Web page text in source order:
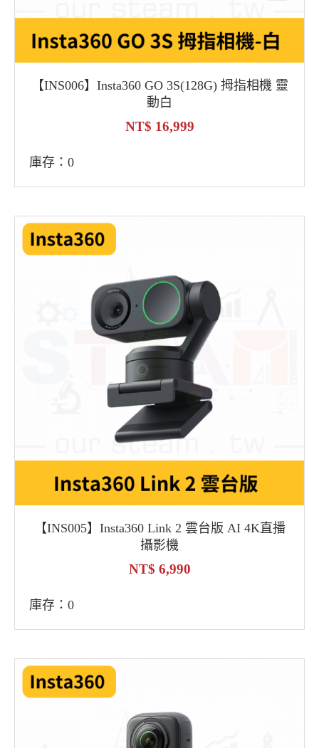
【INS006】Insta360 GO 3S(128G) 拇指相機 靈
動白
16,999
庫存：0
【INS005】Insta360 Link 2 雲台版 AI 4K直播
攝影機
6,990
庫存：0